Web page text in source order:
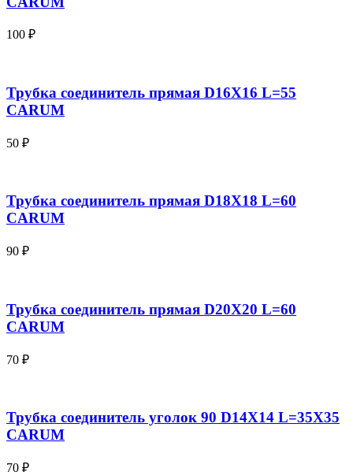
100 ₽
Трубка соединитель прямая D16X16 L=55
CARUM
50 ₽
Трубка соединитель прямая D18X18 L=60
CARUM
90 ₽
Трубка соединитель прямая D20X20 L=60
CARUM
70 ₽
Трубка соединитель уголок 90 D14X14 L=35X35
CARUM
70 ₽